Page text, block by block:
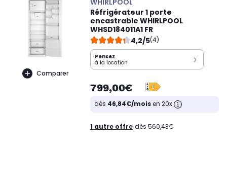
Comparer
WHIRLPOOL
Réfrigérateur 1 porte
encastrable WHIRLPOOL
WHSD184011A1 FR
4,2/5(4)
Pensez
à la location
799,00€
dès 46,84€/moisen 20x
1 autre offre dès 560,43€